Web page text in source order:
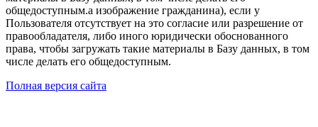
общедоступным.а изображение гражданина), если у
Пользователя отсутствует на это согласие или разрешение от
правообладателя, либо иного юридически обоснованного
права, чтобы загружать такие материалы в Базу данных, в том
числе делать его общедоступным.
Полная версия сайта